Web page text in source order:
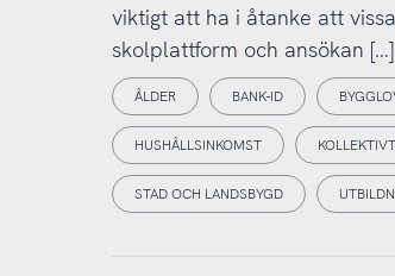
viktigt att ha i åtanke att
skolplattform och ansökan […]
ÅLDER BANK-ID
HUSHÅLLSINKOMST
STAD OCH LANDSBYGD